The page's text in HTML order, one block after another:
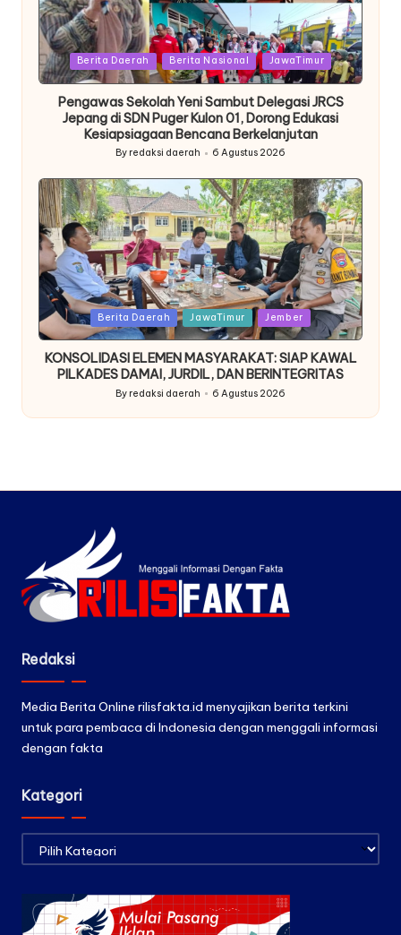
Posted
in
Berita Daerah Berita Nasional JawaTimur
Pengawas Sekolah Yeni Sambut Delegasi JRCS
Jepang di SDN Puger Kulon 01, Dorong Edukasi
Kesiapsiagaan Bencana Berkelanjutan
Posted
by
By redaksi daerah 6 Agustus 2026
Posted
in
Berita Daerah JawaTimur Jember
KONSOLIDASI ELEMEN MASYARAKAT: SIAP KAWAL
PILKADES DAMAI, JURDIL, DAN BERINTEGRITAS
Posted
by
By redaksi daerah 6 Agustus 2026
Redaksi
Media Berita Online rilisfakta.id menyajikan berita terkini
untuk para pembaca di Indonesia dengan menggali informasi
dengan fakta
Kategori